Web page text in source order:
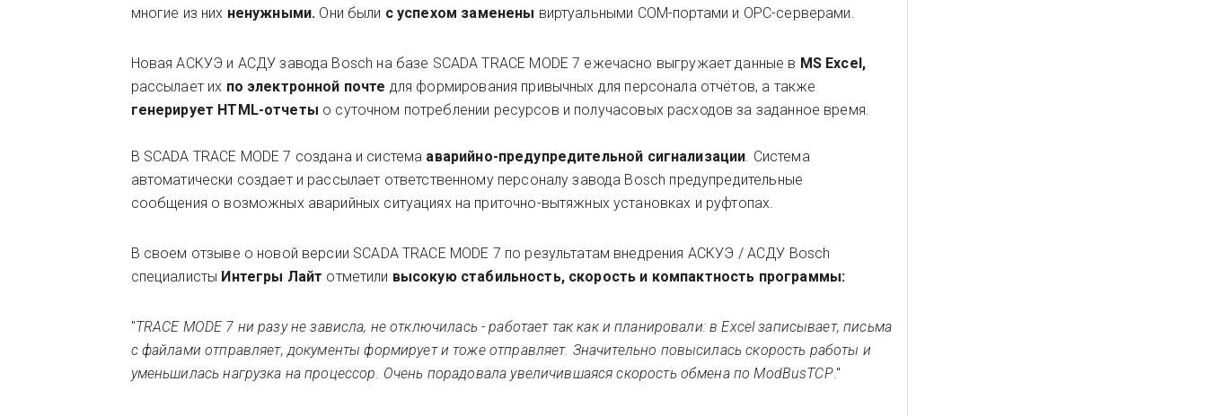
многие из них ненужными. Они были с успехом заменены виртуальными COM-портами и ОРС-серверами.
Новая АСКУЭ и АСДУ завода Bosch на базе SCADA TRACE MODE 7 ежечасно выгружает данные в MS Excel,
рассылает их по электронной почте для формирования привычных для персонала отчётов, а также
генерирует HTML-отчеты о суточном потреблении ресурсов и получасовых расходов за заданное время.
В SCADA TRACE MODE 7 создана и система аварийно-предупредительной сигнализации . Система
автоматически создает и рассылает ответственному персоналу завода Bosch предупредительные
сообщения о возможных аварийных ситуациях на приточно-вытяжных установках и руфтопах.
В своем отзыве о новой версии SCADA TRACE MODE 7 по результатам внедрения АСКУЭ / АСДУ Bosch
специалисты Интегры Лайт отметили высокую стабильность, скорость и компактность программы:
"TRACE MODE 7 ни разу не зависла, не отключилась - работает так как и планировали: в Excel записывает, письма
с файлами отправляет, документы формирует и тоже отправляет. Значительно повысилась скорость работы и
уменьшилась нагрузка на процессор. Очень порадовала увеличившаяся скорость обмена по ModBusTCP."